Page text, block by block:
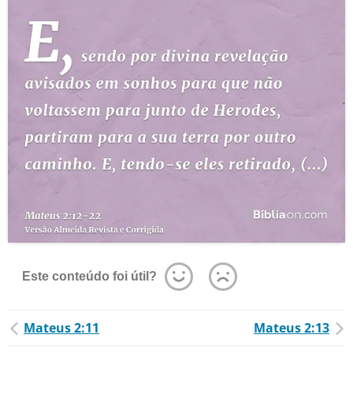
Este conteúdo foi útil?
Mateus 2:11 Mateus 2:13